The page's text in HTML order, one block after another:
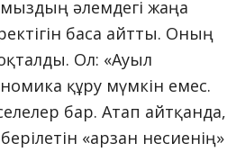
әлемдегі жаңа
баса айтты. Оның
Ол: «Ауыл
құру мүмкін емес.
бар. Атап айтқанда,
«арзан несиенің»